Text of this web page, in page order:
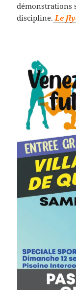
démonstrations
discipline. Le